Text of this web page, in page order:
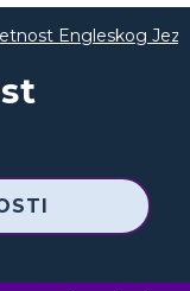
Engleskog